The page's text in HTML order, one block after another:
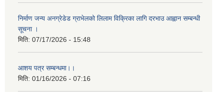
निर्माण जन्य अनग्रेडेड ग्राभेलको लिलाम विक्रिका लागि दरभाउ आह्वान सम्बन्धी
सूचना ।
मिति: 07/17/2026 - 15:48
आशय पत्र सम्बन्धमा।।
मिति: 01/16/2026 - 07:16